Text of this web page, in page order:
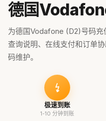
德国
为德国Vodafone (D2)号码
查询说明、在线支付和订单
码维护。
极速到账
1-10 分钟到账